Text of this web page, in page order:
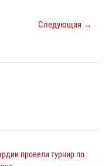
Следующая →
провели турнир по